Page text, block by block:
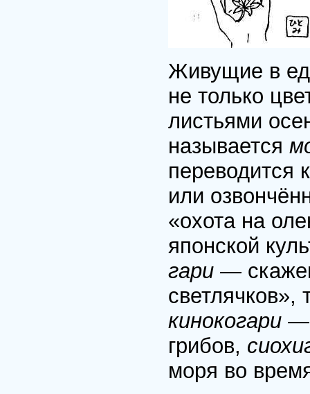
Живущие в
не только
листьями
называется
переводится
или
«охота на
японской
гари —
светлячков»,
кинокогари —
грибов,
моря во